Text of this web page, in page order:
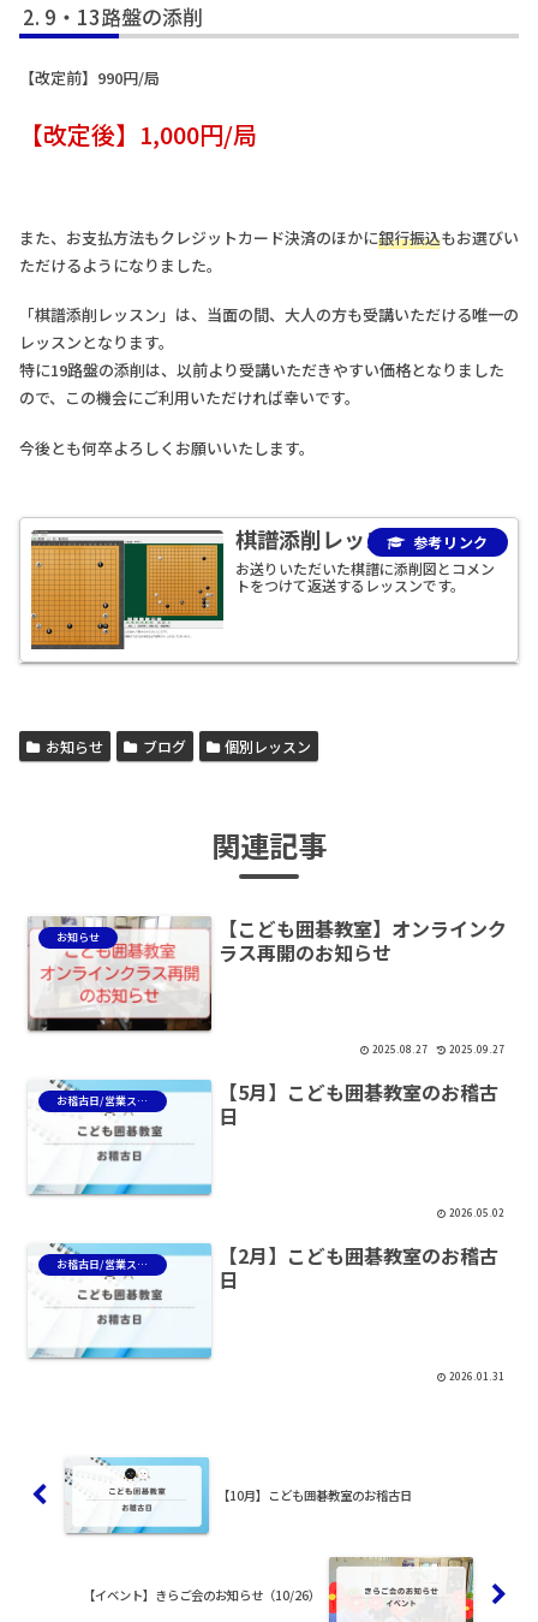
9・13路盤の添削
【改定前】990円/局
【改定後】1,000円/局
また、お支払方法もクレジットカード決済のほかに銀行振込もお選びい
ただけるようになりました。
「棋譜添削レッスン」は、当面の間、大人の方も受講いただける唯一の
レッスンとなります。
特に19路盤の添削は、以前より受講いただきやすい価格となりました
ので、この機会にご利用いただければ幸いです。
今後とも何卒よろしくお願いいたします。
棋譜添削レッスン
お送りいただいた棋譜に添削図とコメン
トをつけて返送するレッスンです。
お知らせ ブログ 個別レッスン
関連記事
お知らせ
【こども囲碁教室】オンラインク
ラス再開のお知らせ
2025.08.27 2025.09.27
お稽古日/営業スケジュール
【5月】こども囲碁教室のお稽古
日
2026.05.02
お稽古日/営業スケジュール
【2月】こども囲碁教室のお稽古
日
2026.01.31
【10月】こども囲碁教室のお稽古日
【イベント】きらご会のお知らせ（10/26）